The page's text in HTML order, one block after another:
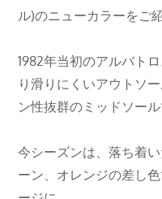
ル)のニューカラーをご紹
1982年当初のアルバト
り滑りにくいアウトソ
ン性抜群のミッドソー
今シーズンは、落ち着
ーン、オレンジの差し